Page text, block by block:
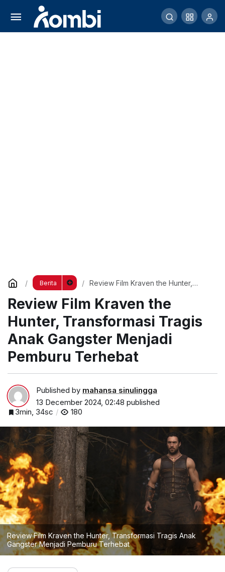
Berita
Review Film Kraven the Hunter,
Menjadi Pemburu Terhebat
Review Film Kraven the
Hunter, Transformasi Tragis
Anak Gangster Menjadi
Pemburu Terhebat
Published by mahansa sinulingga
13 December 2024, 02:48 published
3min, 34sc
180
Review Film Kraven the Hunter, Transformasi Tragis Anak
Gangster Menjadi Pemburu Terhebat
Kapan Kepala Daerah Terpilih Dilantik?